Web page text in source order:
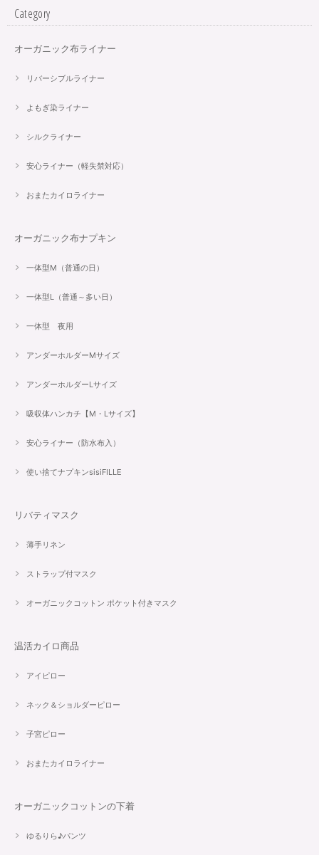
Category
オーガニック布ライナー
リバーシブルライナー
よもぎ染ライナー
シルクライナー
安心ライナー（軽失禁対応）
おまたカイロライナー
オーガニック布ナプキン
一体型M（普通の日）
一体型L（普通～多い日）
一体型 夜用
アンダーホルダーMサイズ
アンダーホルダーLサイズ
吸収体ハンカチ【M・Lサイズ】
安心ライナー（防水布入）
使い捨てナプキンsisiFILLE
リバティマスク
薄手リネン
ストラップ付マスク
オーガニックコットン ポケット付きマスク
温活カイロ商品
アイピロー
ネック＆ショルダーピロー
子宮ピロー
おまたカイロライナー
オーガニックコットンの下着
ゆるりら♪パンツ